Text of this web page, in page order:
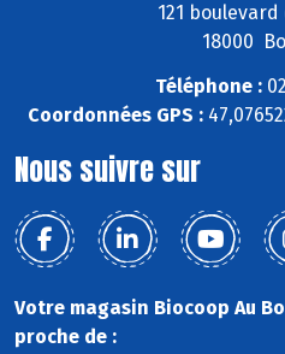
121
18000
Téléphone :
Coordonnées GPS :
Nous suivre sur
Votre magasin Biocoop Au
proche de :